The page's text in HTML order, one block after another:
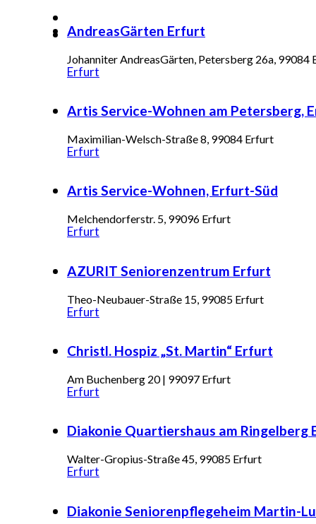
AndreasGärten Erfurt
Johanniter AndreasGärten, Petersberg 26a, 99084
Erfurt
Artis Service-Wohnen am Petersberg,
Maximilian-Welsch-Straße 8, 99084 Erfurt
Erfurt
Artis Service-Wohnen, Erfurt-Süd
Melchendorferstr. 5, 99096 Erfurt
Erfurt
AZURIT Seniorenzentrum Erfurt
Theo-Neubauer-Straße 15, 99085 Erfurt
Erfurt
Christl. Hospiz „St. Martin“ Erfurt
Am Buchenberg 20 | 99097 Erfurt
Erfurt
Diakonie Quartiershaus am Ringelberg
Walter-Gropius-Straße 45, 99085 Erfurt
Erfurt
Diakonie Seniorenpflegeheim Martin-